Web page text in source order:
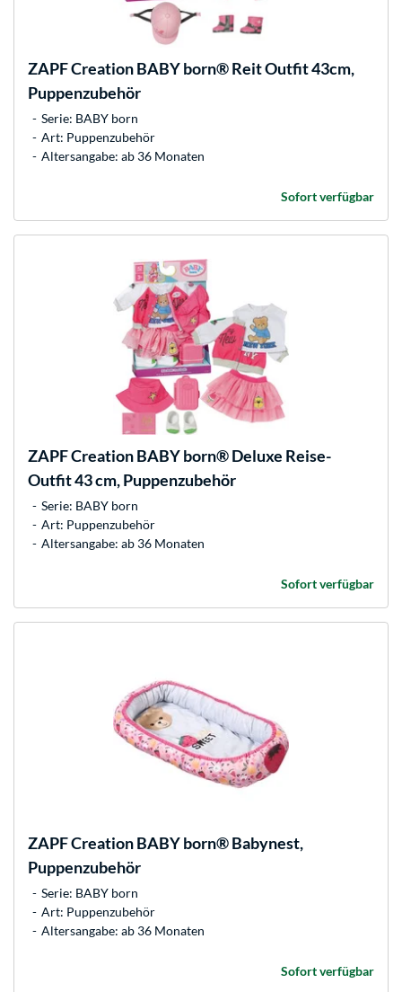
ZAPF CreationBABY born® Reit Outfit 43cm,
Puppenzubehör
Serie: BABY born
Art: Puppenzubehör
Altersangabe: ab 36 Monaten
Sofort verfügbar
ZAPF CreationBABY born® Deluxe Reise-
Outfit 43 cm, Puppenzubehör
Serie: BABY born
Art: Puppenzubehör
Altersangabe: ab 36 Monaten
Sofort verfügbar
ZAPF CreationBABY born® Babynest,
Puppenzubehör
Serie: BABY born
Art: Puppenzubehör
Altersangabe: ab 36 Monaten
Sofort verfügbar